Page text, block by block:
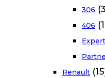
306
406
Expert
Renault